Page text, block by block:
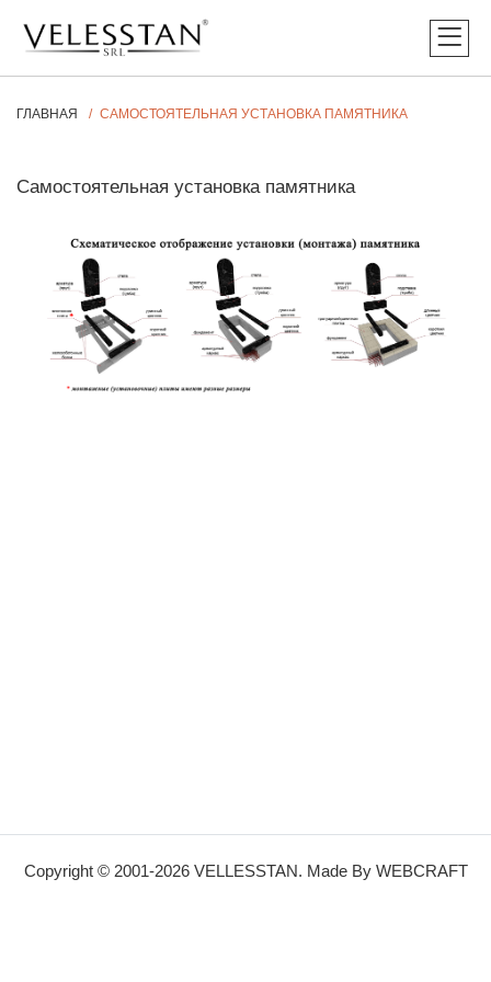
ГЛАВНАЯ САМОСТОЯТЕЛЬНАЯ УСТАНОВКА ПАМЯТНИКА
Самостоятельная установка памятника
Copyright © 2001-2026 VELLESSTAN. Made By WEBCRAFT